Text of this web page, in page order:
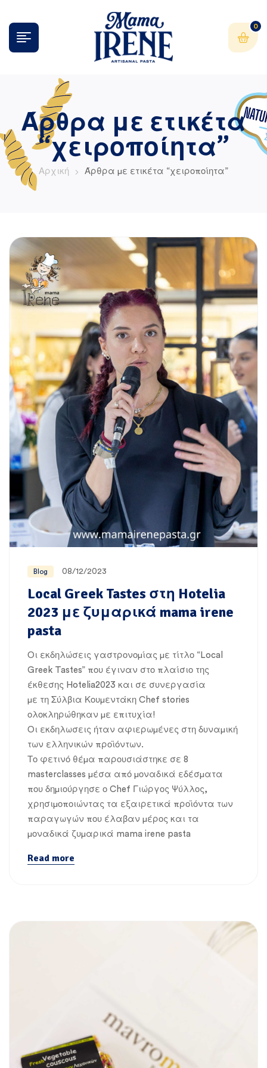
0
Άρθρα με ετικέτα
“χειροποίητα”
Αρχική Άρθρα με ετικέτα “χειροποίητα”
Blog 08/12/2023
Local Greek Tastes στη Hotelia
2023 με ζυμαρικά mama irene
pasta
Οι εκδηλώσεις γαστρονομίας με τίτλο “Local
Greek Tastes” που έγιναν στο πλαίσιο της
έκθεσης Hotelia2023 και σε συνεργασία
με τη Σύλβια Κουμεντάκη Chef stories
ολοκληρώθηκαν με επιτυχία!
Οι εκδηλωσεις ήταν αφιερωμένες στη δυναμική
των ελληνικών προϊόντων.
Το φετινό θέμα παρουσιάστηκε σε 8
masterclasses μέσα από μοναδικά εδέσματα
που δημιούργησε ο Chef Γιώργος Ψύλλος,
χρησιμοποιώντας τα εξαιρετικά προϊόντα των
παραγωγών που έλαβαν μέρος και τα
μοναδικά ζυμαρικά mama irene pasta
Read more